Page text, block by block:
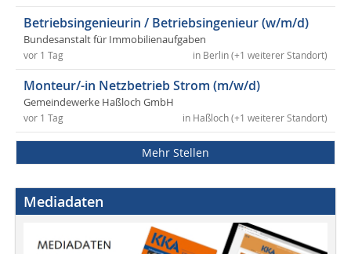
Betriebsingenieurin / Betriebsingenieur (w/m/d)
Bundesanstalt für Immobilienaufgaben
in Berlin (+1 weiterer Standort)
vor 1 Tag
Monteur/-in Netzbetrieb Strom (m/w/d)
Gemeindewerke Haßloch GmbH
in Haßloch (+1 weiterer Standort)
vor 1 Tag
Mehr Stellen
Mediadaten